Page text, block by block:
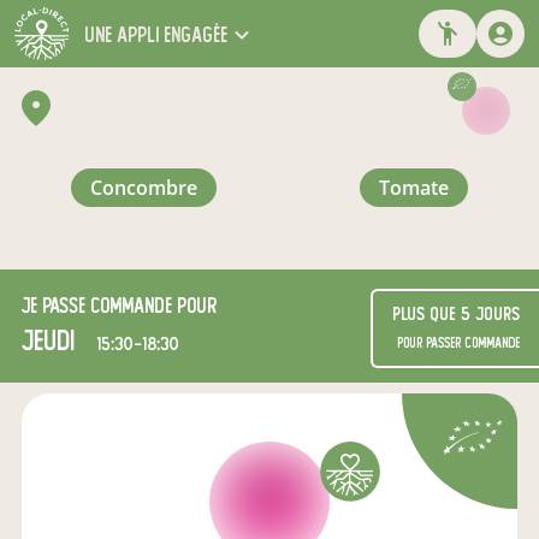
une appli engagée
concombre tomate
Je passe commande pour
jeudi 15:30-18:30
Plus que 5 jours
pour passer commande